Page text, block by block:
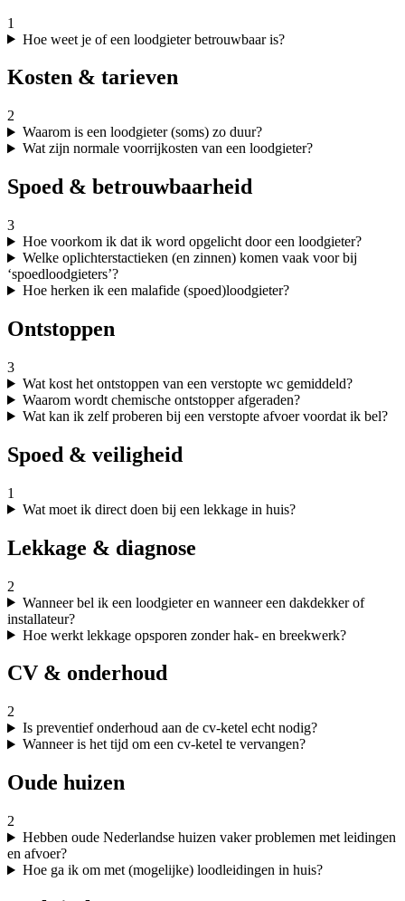
1
Hoe weet je of een loodgieter betrouwbaar is?
Kosten & tarieven
2
Waarom is een loodgieter (soms) zo duur?
Wat zijn normale voorrijkosten van een loodgieter?
Spoed & betrouwbaarheid
3
Hoe voorkom ik dat ik word opgelicht door een loodgieter?
Welke oplichterstactieken (en zinnen) komen vaak voor bij
‘spoedloodgieters’?
Hoe herken ik een malafide (spoed)loodgieter?
Ontstoppen
3
Wat kost het ontstoppen van een verstopte wc gemiddeld?
Waarom wordt chemische ontstopper afgeraden?
Wat kan ik zelf proberen bij een verstopte afvoer voordat ik bel?
Spoed & veiligheid
1
Wat moet ik direct doen bij een lekkage in huis?
Lekkage & diagnose
2
Wanneer bel ik een loodgieter en wanneer een dakdekker of
installateur?
Hoe werkt lekkage opsporen zonder hak- en breekwerk?
CV & onderhoud
2
Is preventief onderhoud aan de cv-ketel echt nodig?
Wanneer is het tijd om een cv-ketel te vervangen?
Oude huizen
2
Hebben oude Nederlandse huizen vaker problemen met leidingen
en afvoer?
Hoe ga ik om met (mogelijke) loodleidingen in huis?